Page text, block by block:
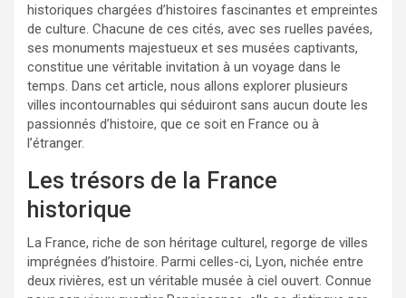
historiques chargées d’histoires fascinantes et empreintes
de culture. Chacune de ces cités, avec ses ruelles pavées,
ses monuments majestueux et ses musées captivants,
constitue une véritable invitation à un voyage dans le
temps. Dans cet article, nous allons explorer plusieurs
villes incontournables qui séduiront sans aucun doute les
passionnés d’histoire, que ce soit en France ou à
l’étranger.
Les trésors de la France
historique
La France, riche de son héritage culturel, regorge de villes
imprégnées d’histoire. Parmi celles-ci, Lyon, nichée entre
deux rivières, est un véritable musée à ciel ouvert. Connue